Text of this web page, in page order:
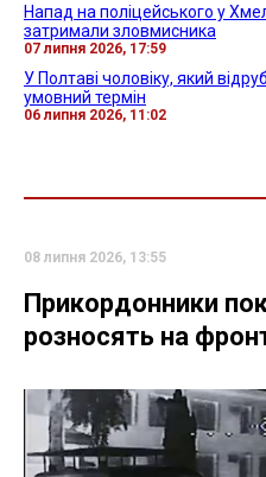
Напад на поліцейського у
затримали зловмисника
07 липня 2026, 17:59
У Полтаві чоловіку, який
умовний термін
06 липня 2026, 11:02
08 липня 2026, 13:55
Прикордонники
розносять на